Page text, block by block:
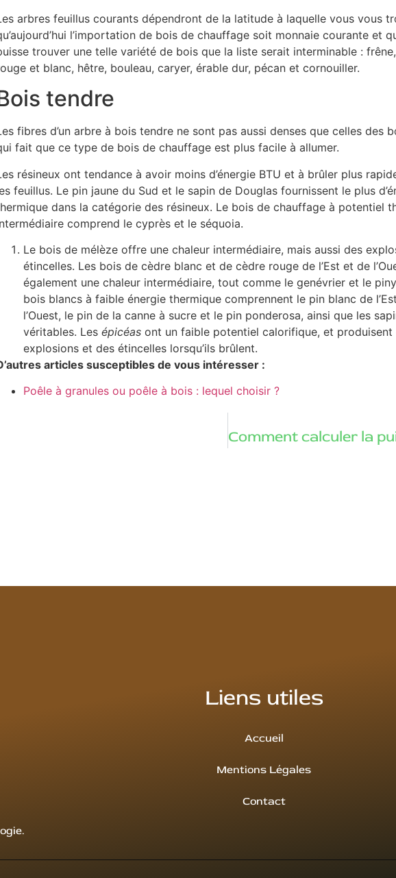
arbres feuillus courants dépendront de la latitude à laquelle vous vous
l’importation de bois de chauffage soit monnaie courante et
trouver une telle variété de bois que la liste serait interminable :
et blanc, hêtre, bouleau, caryer, érable dur, pécan et cornouiller.
tendre
fibres d’un arbre à bois tendre ne sont pas aussi denses que celles des
fait que ce type de bois de chauffage est plus facile à allumer.
résineux ont tendance à avoir moins d’énergie BTU et à brûler plus
feuillus. Le pin jaune du Sud et le sapin de Douglas fournissent le plus
dans la catégorie des résineux. Le bois de chauffage à potentiel
comprend le cyprès et le séquoia.
Le bois de mélèze offre une chaleur intermédiaire, mais aussi des
étincelles. Les bois de cèdre blanc et de cèdre rouge de l’Est et de
également une chaleur intermédiaire, tout comme le genévrier et le
bois blancs à faible énergie thermique comprennent le pin blanc de
l’Ouest, le pin de la canne à sucre et le pin ponderosa, ainsi que les
véritables. Lesépicéas ont un faible potentiel calorifique, et produisent
explosions et des étincelles lorsqu’ils brûlent.
articles susceptibles de vous intéresser :
Poêle à granules ou poêle à bois : lequel choisir ?
Liens utiles
Accueil
Mentions Légales
Contact